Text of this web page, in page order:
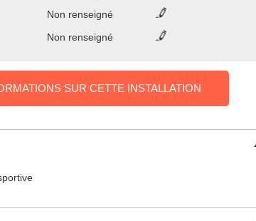
Non renseigné
Non renseigné
SUR CETTE INSTALLATION